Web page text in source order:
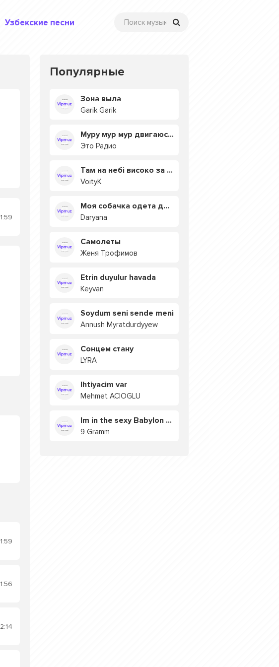
Узбекские песни
1:59
1:59
1:56
2:14
Популярные
Зона выла
Garik Garik
Муру мур мур двигаюсь на мурмулях
Это Радио
Там на небі високо за хмарами
VoityK
Моя собачка одета дороже тебя
Daryana
Самолеты
Женя Трофимов
Etrin duyulur havada
Keyvan
Soydum seni sende meni
Annush Myratdurdyyew
Сонцем стану
LYRA
Ihtiyacim var
Mehmet ACIOGLU
Im in the sexy Babylon БУЯ
9 Gramm